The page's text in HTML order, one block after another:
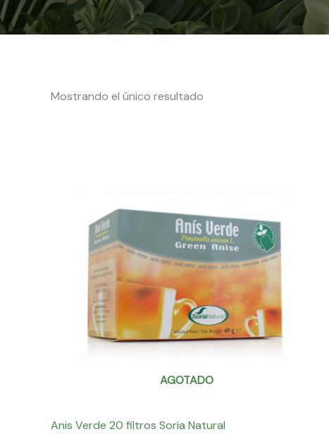
Mostrando el único resultado
AGOTADO
Anis Verde 20 filtros Soria Natural